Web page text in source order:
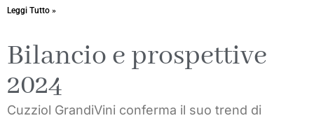
Leggi Tutto »
Bilancio e prospettive
2024
Cuzziol GrandiVini conferma il suo trend di